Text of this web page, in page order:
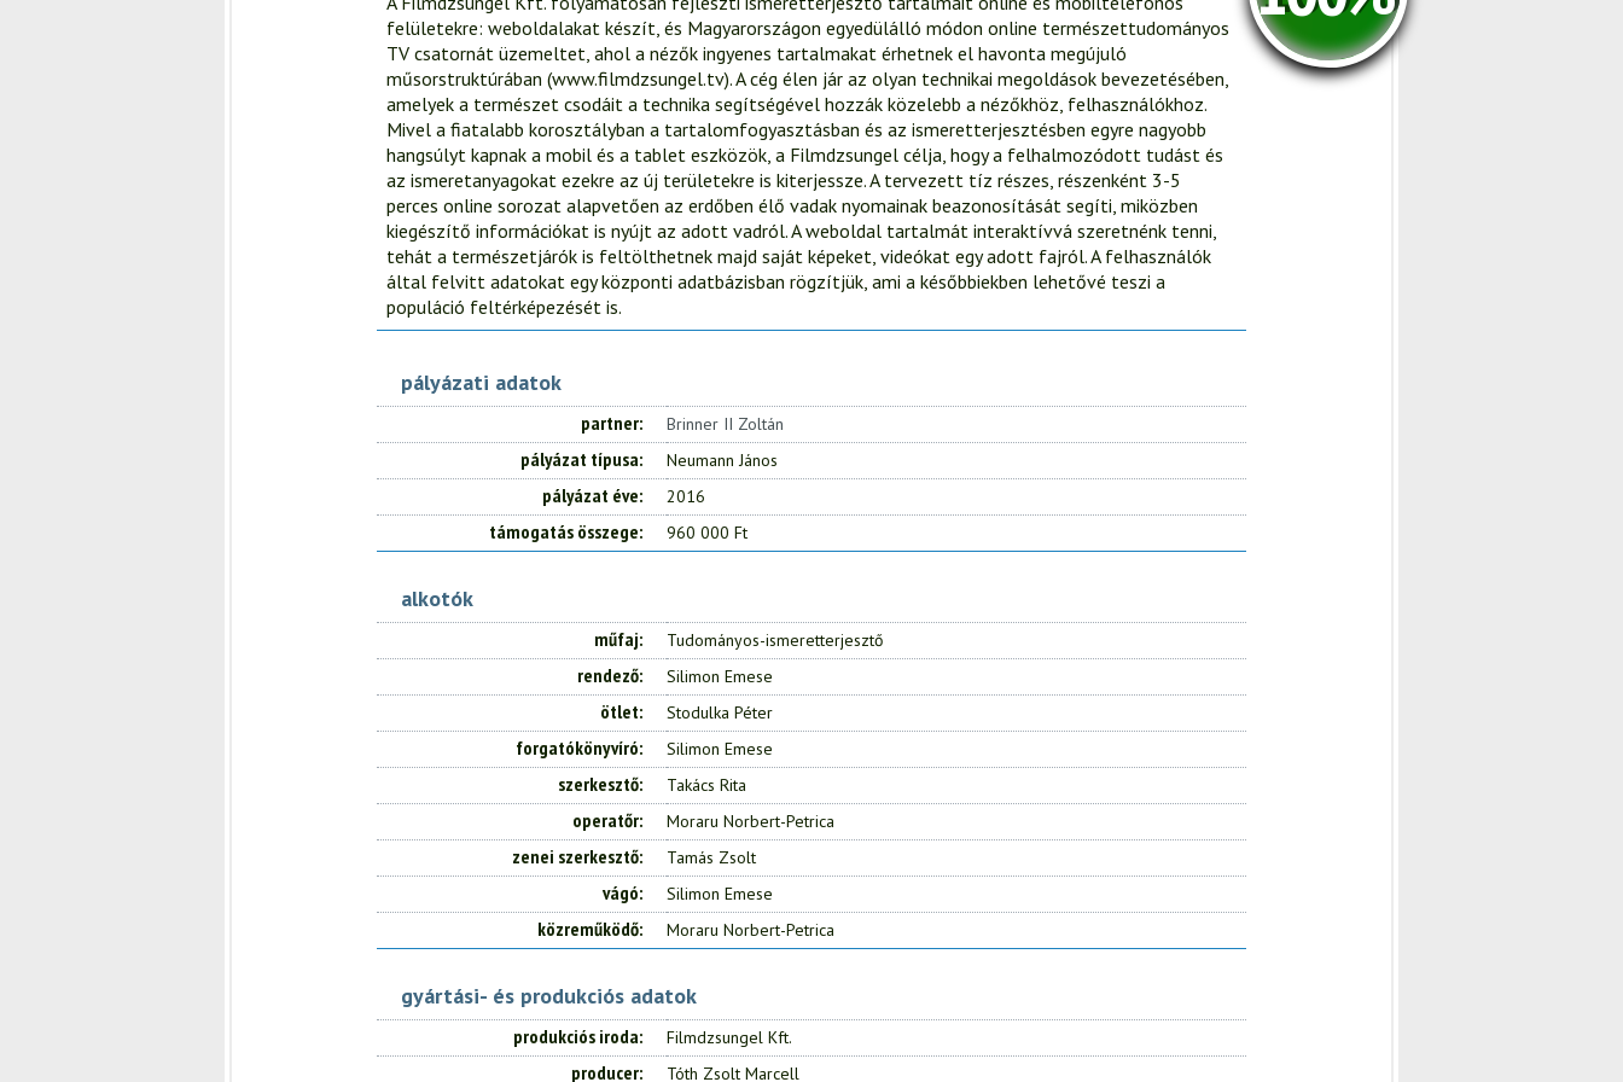
felületekre: weboldalakat készít, és Magyarországon egyedülálló módon online természettudományos
TV csatornát üzemeltet, ahol a nézők ingyenes tartalmakat érhetnek el havonta megújuló
műsorstruktúrában (www.filmdzsungel.tv). A cég élen jár az olyan technikai megoldások bevezetésében,
amelyek a természet csodáit a technika segítségével hozzák közelebb a nézőkhöz, felhasználókhoz.
Mivel a fiatalabb korosztályban a tartalomfogyasztásban és az ismeretterjesztésben egyre nagyobb
hangsúlyt kapnak a mobil és a tablet eszközök, a Filmdzsungel célja, hogy a felhalmozódott tudást és
az ismeretanyagokat ezekre az új területekre is kiterjessze. A tervezett tíz részes, részenként 3-5
perces online sorozat alapvetően az erdőben élő vadak nyomainak beazonosítását segíti, miközben
kiegészítő információkat is nyújt az adott vadról. A weboldal tartalmát interaktívvá szeretnénk tenni,
tehát a természetjárók is feltölthetnek majd saját képeket, videókat egy adott fajról. A felhasználók
által felvitt adatokat egy központi adatbázisban rögzítjük, ami a későbbiekben lehetővé teszi a
populáció feltérképezését is.
pályázati adatok
partner Brinner II Zoltán
pályázat típusa Neumann János
pályázat éve 2016
támogatás összege 960 000 Ft
alkotók
műfaj Tudományos-ismeretterjesztő
rendező Silimon Emese
ötlet Stodulka Péter
forgatókönyvíró Silimon Emese
szerkesztő Takács Rita
operatőr Moraru Norbert-Petrica
zenei szerkesztő Tamás Zsolt
vágó Silimon Emese
közreműködő Moraru Norbert-Petrica
gyártási- és produkciós adatok
produkciós iroda Filmdzsungel Kft.
producer Tóth Zsolt Marcell